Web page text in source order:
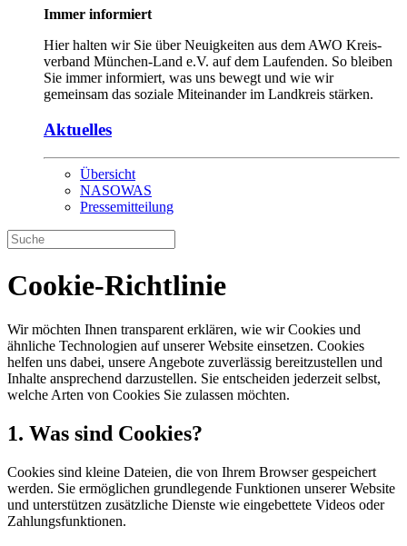
Immer informiert
Hier halten wir Sie über Neuigkeiten aus dem AWO Kreis­
verband München-Land e.V. auf dem Lauf­enden. So bleiben
Sie immer informiert, was uns bewegt und wie wir
gemeinsam das soziale Mit­einander im Landkreis stärken.
Aktuelles
Übersicht
NASOWAS
Pressemitteilung
Cookie-Richtlinie
Wir möchten Ihnen transparent erklären, wie wir Cookies und
ähnliche Technologien auf unserer Website einsetzen. Cookies
helfen uns dabei, unsere Angebote zuverlässig bereitzustellen und
Inhalte ansprechend darzustellen. Sie entscheiden jederzeit selbst,
welche Arten von Cookies Sie zulassen möchten.
1. Was sind Cookies?
Cookies sind kleine Dateien, die von Ihrem Browser gespeichert
werden. Sie ermöglichen grundlegende Funktionen unserer Website
und unterstützen zusätzliche Dienste wie eingebettete Videos oder
Zahlungsfunktionen.